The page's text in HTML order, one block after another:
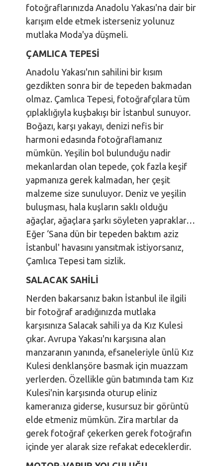
fotoğraflarınızda Anadolu Yakası'na dair bir
karışım elde etmek isterseniz yolunuz
mutlaka Moda'ya düşmeli.
ÇAMLICA TEPESİ
Anadolu Yakası'nın sahilini bir kısım
gezdikten sonra bir de tepeden bakmadan
olmaz. Çamlıca Tepesi, fotoğrafçılara tüm
çıplaklığıyla kuşbakışı bir İstanbul sunuyor.
Boğazı, karşı yakayı, denizi nefis bir
harmoni edasında fotoğraflamanız
mümkün. Yeşilin bol bulunduğu nadir
mekanlardan olan tepede, çok fazla keşif
yapmanıza gerek kalmadan, her çeşit
malzeme size sunuluyor. Deniz ve yeşilin
buluşması, hala kuşların saklı olduğu
ağaçlar, ağaçlara şarkı söyleten yapraklar…
Eğer ‘Sana dün bir tepeden baktım aziz
İstanbul' havasını yansıtmak istiyorsanız,
Çamlıca Tepesi tam sizlik.
SALACAK SAHİLİ
Nerden bakarsanız bakın İstanbul ile ilgili
bir fotoğraf aradığınızda mutlaka
karşısınıza Salacak sahili ya da Kız Kulesi
çıkar. Avrupa Yakası'nı karşısına alan
manzaranın yanında, efsaneleriyle ünlü Kız
Kulesi denklanşöre basmak için muazzam
yerlerden. Özellikle gün batımında tam Kız
Kulesi'nin karşısında oturup eliniz
kameranıza giderse, kusursuz bir görüntü
elde etmeniz mümkün. Zira martılar da
gerek fotoğraf çekerken gerek fotoğrafın
içinde yer alarak size refakat edeceklerdir.